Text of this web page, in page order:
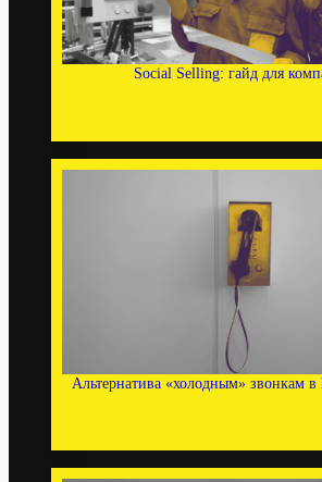
Social Selling: гайд для
Альтернатива «холодным» звонкам